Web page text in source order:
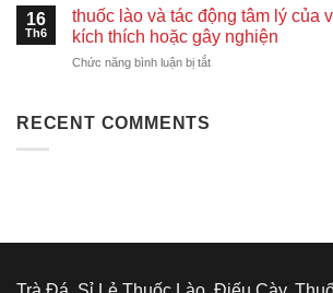
Minh
Phòng
Loại
–
cày
và
thuốc
lào
16
Th6
thuốc lào và tác động tâm lý của
kích thích hoặc gây nghiện
Chức năng bình luận bị tắtở
sử
chất
RECENT COMMENTS